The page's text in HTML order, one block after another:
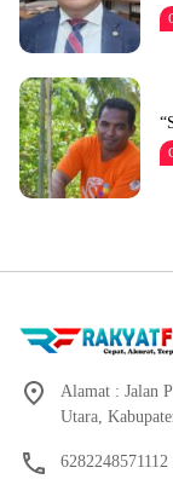
Alamat : Jalan
Utara,
6282248571112